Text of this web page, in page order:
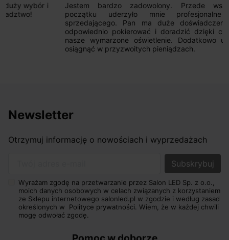
Jestem bardzo zadowolony. Przede wszystkim od
początku uderzyło mnie profesjonalne podejście
sprzedającego. Pan ma duże doświadczenie i potrafi
odpowiednio pokierować i doradzić dzięki czemu mamy
nasze wymarzone oświetlenie. Dodatkowo udało się to
osiągnąć w przyzwoitych pieniądzach.
Newsletter
Otrzymuj informację o nowościach i wyprzedażach
Wyrażam zgodę na przetwarzanie przez Salon LED Sp. z o.o.,
moich danych osobowych w celach związanych z korzystaniem
ze Sklepu internetowego salonled.pl w zgodzie i według zasad
określonych w Polityce prywatności. Wiem, że w każdej chwili
mogę odwołać zgodę.